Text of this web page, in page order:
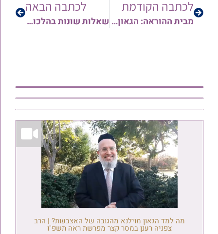
לכתבה הקודמת
מבית ההוראה: הגאון רבי אורן צדוק שליט"א – מסביר בקצרה איזה מגילה רצוי להעדיף לימי הפורים
לכתבה הבאה
שאלות שונות בהלכות ציצית
מה למד הגאון מוילנא מהגובה של האצבעות? | הרב
צפניה רענן במסר קצר מפרשת ראה תשפ"ו